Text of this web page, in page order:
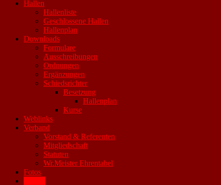
Hallen
Hallenliste
Geschlossene Hallen
Hallenplan
Downloads
Formulare
Ausschreibungen
Ordnungen
Ergänzungen
Schiedsrichter
Besetzung
Hallenplan
Kurse
Weblinks
Verband
Vorstand & Referenten
Mitgliedschaft
Statuten
Wr.Meister Ehrentabel
Fotos